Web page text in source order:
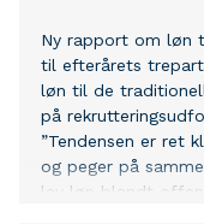
Ny rapport om løn
til efterårets
løn til de
på
”Tendensen er ret
og peger på
lav løn blandt